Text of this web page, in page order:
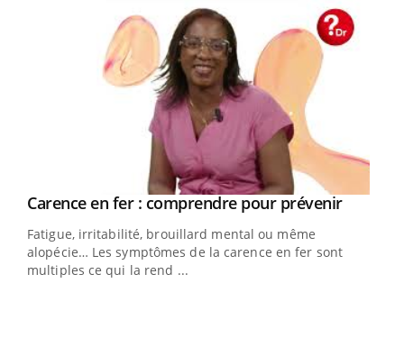
Youtube
Carence en fer : comprendre pour prévenirYoutube
Fatigue, irritabilité, brouillard mental ou même
alopécie… Les symptômes de la carence en fer sont
multiples ce qui la rend ...